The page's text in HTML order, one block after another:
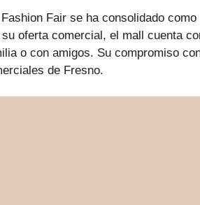
Fair se ha consolidado como
oferta comercial, el mall cuenta
o con amigos. Su compromiso
de Fresno.